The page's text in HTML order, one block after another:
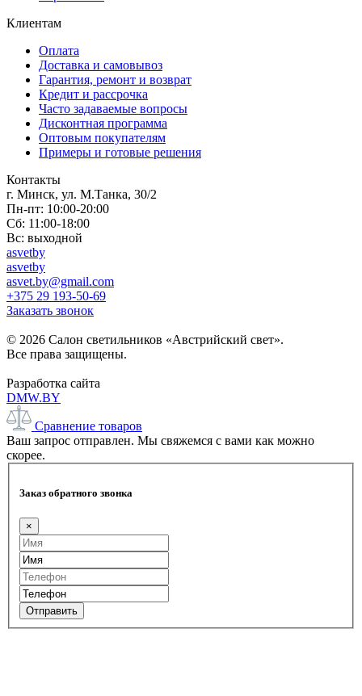
Клиентам
Оплата
Доставка и самовывоз
Гарантия, ремонт и возврат
Кредит и рассрочка
Часто задаваемые вопросы
Дисконтная программа
Оптовым покупателям
Примеры и готовые решения
Контакты
г. Минск, ул. М.Танка, 30/2
Пн-пт: 10:00-20:00
Сб: 11:00-18:00
Вс: выходной
asvetby
asvetby
asvet.by@gmail.com
+375 29 193-50-69
Заказать звонок
© 2026 Салон светильников «Австрийский свет».
Все права защищены.
Разработка сайта
DMW.BY
Сравнение товаров
Ваш запрос отправлен. Мы свяжемся с вами как можно
скорее.
Заказ обратного звонка
×
Отправить